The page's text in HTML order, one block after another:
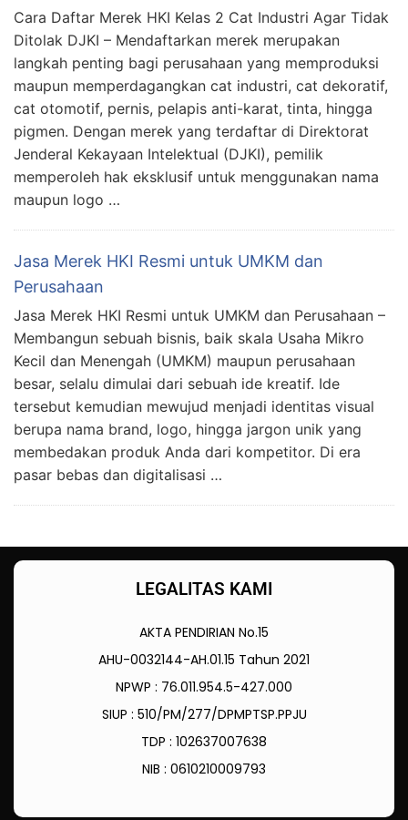
Cara Daftar Merek HKI Kelas 2 Cat Industri Agar Tidak
Ditolak DJKI – Mendaftarkan merek merupakan
langkah penting bagi perusahaan yang memproduksi
maupun memperdagangkan cat industri, cat dekoratif,
cat otomotif, pernis, pelapis anti-karat, tinta, hingga
pigmen. Dengan merek yang terdaftar di Direktorat
Jenderal Kekayaan Intelektual (DJKI), pemilik
memperoleh hak eksklusif untuk menggunakan nama
maupun logo …
Jasa Merek HKI Resmi untuk UMKM dan
Perusahaan
Jasa Merek HKI Resmi untuk UMKM dan Perusahaan –
Membangun sebuah bisnis, baik skala Usaha Mikro
Kecil dan Menengah (UMKM) maupun perusahaan
besar, selalu dimulai dari sebuah ide kreatif. Ide
tersebut kemudian mewujud menjadi identitas visual
berupa nama brand, logo, hingga jargon unik yang
membedakan produk Anda dari kompetitor. Di era
pasar bebas dan digitalisasi …
LEGALITAS KAMI
AKTA PENDIRIAN No.15
AHU-0032144-AH.01.15 Tahun 2021
NPWP : 76.011.954.5-427.000
SIUP : 510/PM/277/DPMPTSP.PPJU
TDP : 102637007638
NIB : 0610210009793